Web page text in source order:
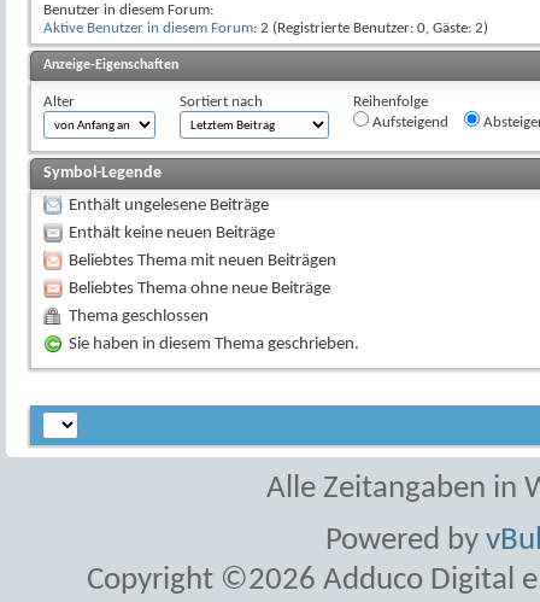
Benutzer in diesem Forum:
Aktive Benutzer in diesem Forum: 2 (Registrierte Benutzer: 0, Gäste: 2)
Anzeige-Eigenschaften
Alter Sortiert nach
Reihenfolge
Aufsteigend
Symbol-Legende
Enthält ungelesene Beiträge
Enthält keine neuen Beiträge
Beliebtes Thema mit neuen Beiträgen
Beliebtes Thema ohne neue Beiträge
Thema geschlossen
Sie haben in diesem Thema geschrieben.
Alle Zeitangaben in
Powered by
Copyright ©2026 Adduco Digital